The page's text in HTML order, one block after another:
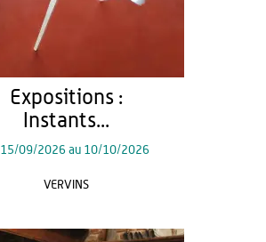
Expositions :
Instants...
15/09/2026 au 10/10/2026
VERVINS